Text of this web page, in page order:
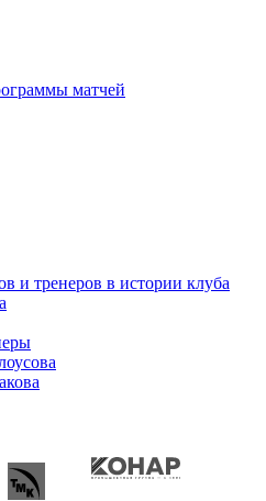
матчей
и тренеров в истории клуба